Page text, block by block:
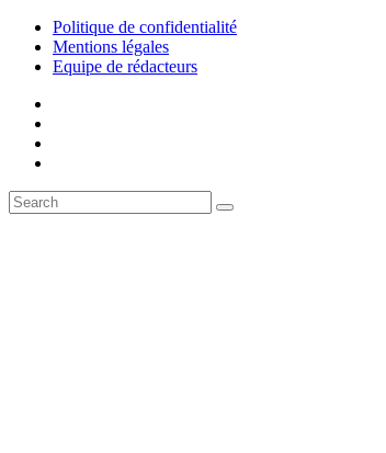
Politique de confidentialité
Mentions légales
Equipe de rédacteurs